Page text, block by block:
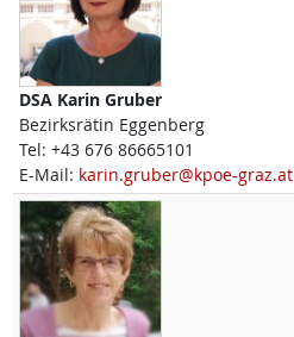
DSA Karin Gruber
Bezirksrätin Eggenberg
Tel: +43 676 86665101
E-Mail: karin.gruber@kpoe-graz.at